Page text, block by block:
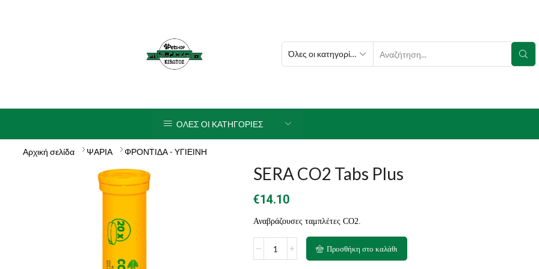
SEARCH
ΟΛΕΣ ΟΙ ΚΑΤΗΓΟΡΙΕΣ
Αρχική σελίδα ΨΑΡΙΑ ΦΡΟΝΤΙΔΑ - ΥΓΙΕΙΝΗ
SERA CO2 Tabs Plus
€14.10
Αναβράζουσες ταμπλέτες CO2.
Προσθήκη στο καλάθι